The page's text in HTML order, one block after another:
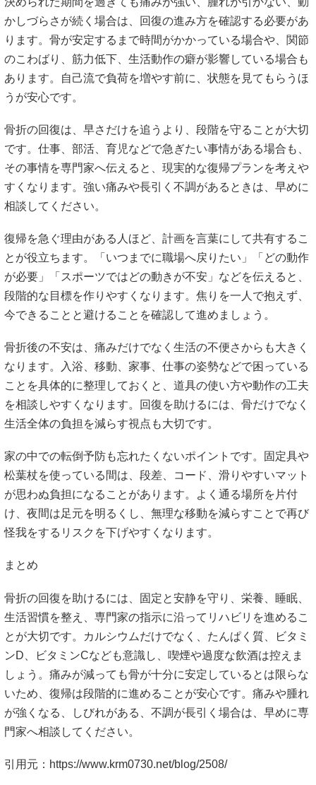
かしづらさが続く場合は、回復の進み方を確認する必要があ
ります。骨が安定するまで時間がかかっている場合や、関節
のこわばり、筋力低下、生活動作の癖が影響している場合も
あります。自己流で負荷を増やす前に、状態を見てもらうほ
うが安心です。
骨折の回復は、早さだけを追うより、段階を守ることが大切
です。仕事、部活、育児などで急ぎたい事情がある場合も、
その事情を専門家へ伝えると、現実的な復帰プランを考えや
すくなります。強い痛みや長引く不調があるときは、早めに
相談してください。
復帰を急ぐ理由がある人ほど、計画を言葉にして共有するこ
とが役立ちます。「いつまでに職場へ戻りたい」「どの動作
が必要」「スポーツではどの動きが不安」などを伝えると、
段階的な目標を作りやすくなります。焦りを一人で抱えず、
今できることと避けることを確認して進めましょう。
骨折後の不安は、痛みだけでなく生活の不便さからも大きく
なります。入浴、移動、家事、仕事の姿勢などで困っている
ことを具体的に整理しておくと、道具の使い方や動作の工夫
を相談しやすくなります。回復を助けるには、骨だけでなく
生活全体の負担を減らす視点も大切です。
家の中での転倒予防も忘れたくないポイントです。固定具や
松葉杖を使っている間は、段差、コード、滑りやすいマット
が思わぬ負担になることがあります。よく通る場所を片付
け、夜間は足元を明るくし、無理な移動を減らすことで再び
怪我をするリスクを下げやすくなります。
まとめ
骨折の回復を助けるには、固定と安静を守り、栄養、睡眠、
生活習慣を整え、専門家の指示に沿ってリハビリを進めるこ
とが大切です。カルシウムだけでなく、たんぱく質、ビタミ
ンD、ビタミンCなども意識し、喫煙や過度な飲酒は控えま
しょう。痛みが減っても骨が十分に安定しているとは限らな
いため、復帰は段階的に進めることが安心です。痛みや腫れ
が強くなる、しびれがある、不調が長引く場合は、早めに専
門家へ相談してください。
引用元： https://www.krm0730.net/blog/2508/